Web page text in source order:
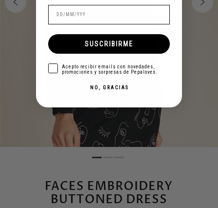
FACES EMBROIDERY
BUTTONED DRESS
SUSCRIBIRME
aceptarAcepto recibir emails con novedades,
promociones y sorpresas de Pepaloves.
NO, GRACIAS